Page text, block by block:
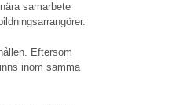
samarbete
Eftersom
inom samma